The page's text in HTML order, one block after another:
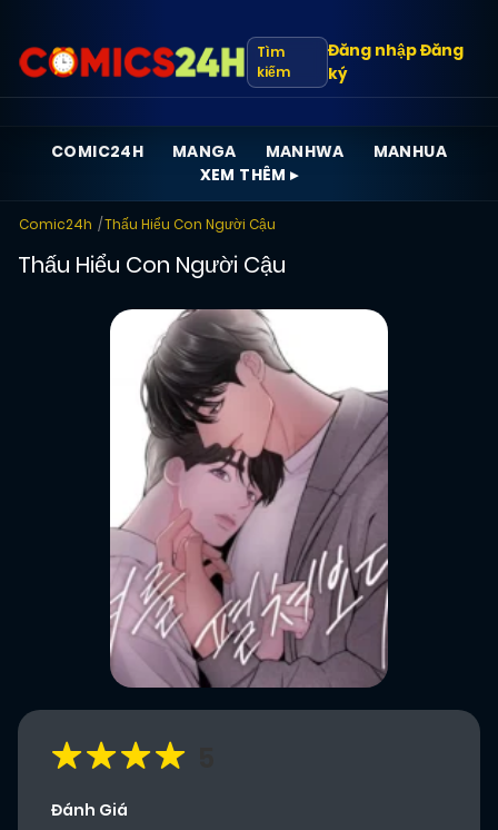
Tìm
kiếm
Đăng nhậpĐăng
ký
COMIC24H MANGA MANHWA
MANHUA
XEM THÊM ▸
Comic24h Thấu Hiểu Con Người Cậu
Thấu Hiểu Con Người Cậu
Đánh Giá